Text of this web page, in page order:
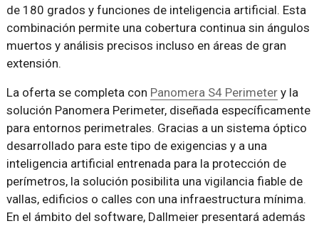
de 180 grados y funciones de inteligencia artificial. Esta
combinación permite una cobertura continua sin ángulos
muertos y análisis precisos incluso en áreas de gran
extensión.
La oferta se completa con Panomera S4 Perimetery la
solución Panomera Perimeter, diseñada específicamente
para entornos perimetrales. Gracias a un sistema óptico
desarrollado para este tipo de exigencias y a una
inteligencia artificial entrenada para la protección de
perímetros, la solución posibilita una vigilancia fiable de
vallas, edificios o calles con una infraestructura mínima.
En el ámbito del software, Dallmeier presentará además